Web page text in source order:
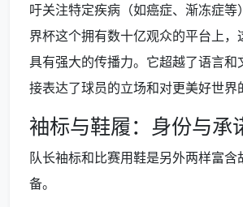
吁关注特定疾病（如癌症、渐冻症等
界杯这个拥有数十亿观众的平台上，
具有强大的传播力。它超越了语言和
接表达了球员的立场和对更美好世界
袖标与鞋履：身份与承
队长袖标和比赛用鞋是另外两样富含
备。